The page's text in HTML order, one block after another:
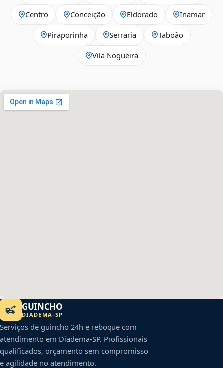
Centro Conceição Eldorado Inamar
Piraporinha Serraria Taboão
Vila Nogueira
GUINCHO
DIADEMA-SP
Serviços de guincho 24h e reboque com
atendimento em Diadema-SP. Profissionais
qualificados, orçamento sem compromisso
e agilidade no atendimento.